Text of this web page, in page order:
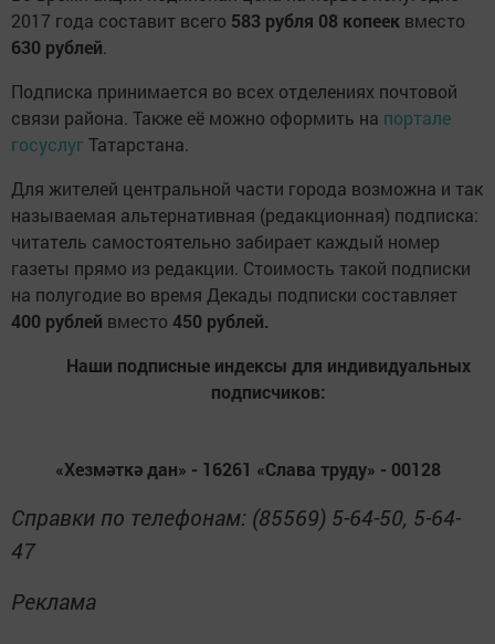
2017 года составит всего 583 рубля 08 копеек вместо
630 рублей.
Подписка принимается во всех отделениях почтовой
связи района. Также её можно оформить на портале
госуслугТатарстана.
Для жителей центральной части города возможна и так
называемая альтернативная (редакционная) подписка:
читатель самостоятельно забирает каждый номер
газеты прямо из редакции. Стоимость такой подписки
на полугодие во время Декады подписки составляет
400 рублей вместо 450 рублей.
Наши подписные индексы для индивидуальных
подписчиков:
«Хезмәткә дан» - 16261 «Слава труду» - 00128
Справки по телефонам: (85569) 5-64-50, 5-64-
47
Реклама